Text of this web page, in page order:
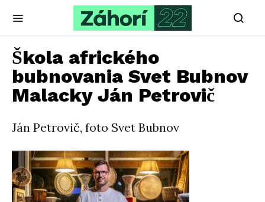
Škola afrického
bubnovania Svet Bubnov
Malacky Ján Petrovič
Ján Petrovič, foto Svet Bubnov